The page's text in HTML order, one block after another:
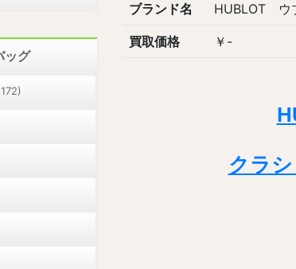
ブランド名 HUBLOT ウ
買取価格 ￥-
クラ
ッグ